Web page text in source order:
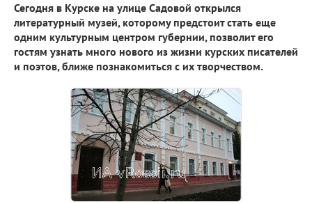
Сегодня в Курске на улице Садовой открылся
литературный музей, которому предстоит стать еще
одним культурным центром губернии, позволит его
гостям узнать много нового из жизни курских писателей
и поэтов, ближе познакомиться с их творчеством.